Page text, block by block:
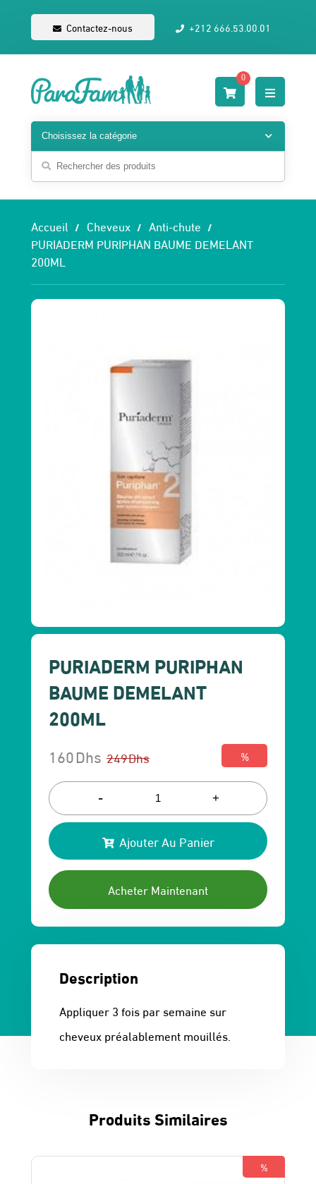
Contactez-nous +212 666.53.00.01
0
Accueil Cheveux
Anti-chute
PURIADERM PURIPHAN BAUME DEMELANT
200ML
PURIADERM PURIPHAN
BAUME DEMELANT
200ML
249Dhs
Le
prix
initial
était :
249 Dhs.
160Dhs
Le
prix
actuel
est :
160 Dhs.
%
- +
Ajouter Au Panier
Acheter Maintenant
Description
Appliquer 3 fois par semaine sur
cheveux préalablement mouillés.
Produits Similaires
%